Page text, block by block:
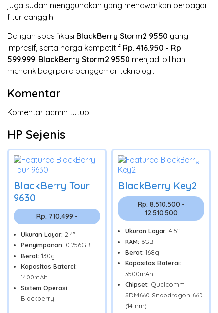
juga sudah menggunakan yang menawarkan berbagai
fitur canggih.
Dengan spesifikasi BlackBerry Storm2 9550 yang
impresif, serta harga kompetitif Rp. 416.950 - Rp.
599.999, BlackBerry Storm2 9550 menjadi pilihan
menarik bagi para penggemar teknologi.
Komentar
Komentar admin tutup.
HP Sejenis
BlackBerry Tour
9630
Rp. 710.499 -
Ukuran Layar: 2.4"
Penyimpanan: 0.256GB
Berat: 130g
Kapasitas Baterai:
1400mAh
Sistem Operasi:
Blackberry
BlackBerry Key2
Rp. 8.510.500 -
12.510.500
Ukuran Layar: 4.5"
RAM: 6GB
Berat: 168g
Kapasitas Baterai:
3500mAh
Chipset: Qualcomm
SDM660 Snapdragon 660
(14 nm)